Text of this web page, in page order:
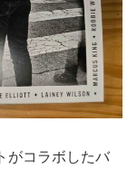
がコラボしたバ